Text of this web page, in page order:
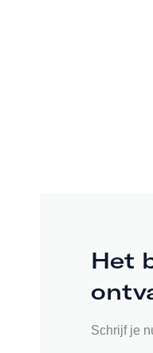
Het
Schrijf je